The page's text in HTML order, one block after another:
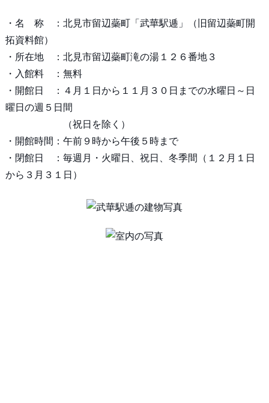
・名 称 ：北見市留辺蘂町「武華駅逓」（旧留辺蘂町開
拓資料館）
・所在地 ：北見市留辺蘂町滝の湯１２６番地３
・入館料 ：無料
・開館日 ：４月１日から１１月３０日までの水曜日～日
曜日の週５日間
（祝日を除く）
・開館時間：午前９時から午後５時まで
・閉館日 ：毎週月・火曜日、祝日、冬季間（１２月１日
から３月３１日）